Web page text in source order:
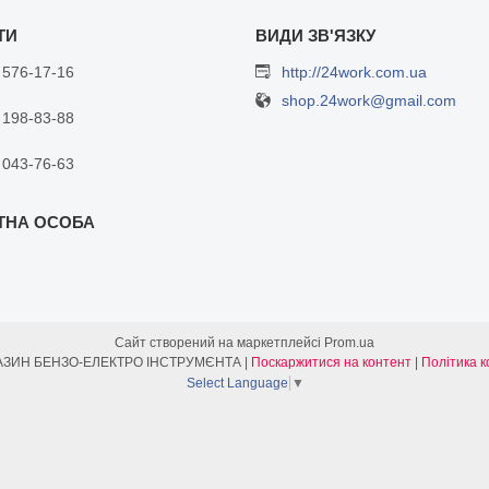
17-16
83-88
76-63
http://24work.com.ua
shop.24work@gmail.com
Сайт створений на маркетплейсі Prom.ua
ІНТЕРНЕТ МАГАЗИН БЕНЗО-ЕЛЕКТРО ІНСТРУМЄНТА | Поскаржитися на контент | Політика
Select Language ▼